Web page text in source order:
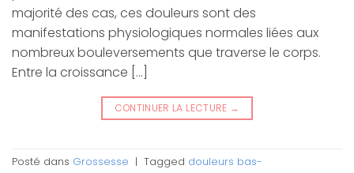
majorité des cas, ces douleurs sont des
manifestations physiologiques normales liées aux
nombreux bouleversements que traverse le corps.
Entre la croissance […]
CONTINUER LA LECTURE →
Posté dans Grossesse Tagged douleurs bas-